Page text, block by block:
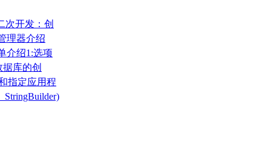
次开发：创
理器介绍
介绍1:选项
据库的创
还原
指定应用程
StringBuilder)